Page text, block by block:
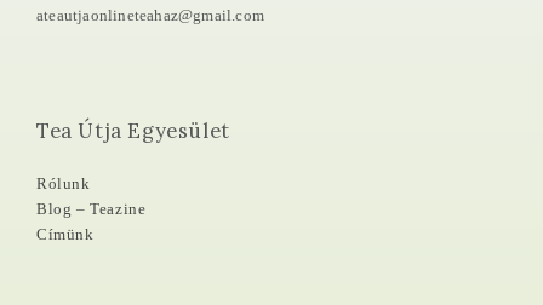
ateautjaonlineteahaz@gmail.com
Tea Útja Egyesület
Rólunk
Blog – Teazine
Címünk